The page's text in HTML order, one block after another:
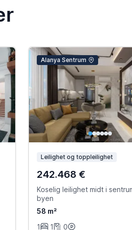
Alanya Sentrum
Leilighet og toppleilighet
242.468 €
Koselig leilighet midt i
byen
58 m²
1
1 0